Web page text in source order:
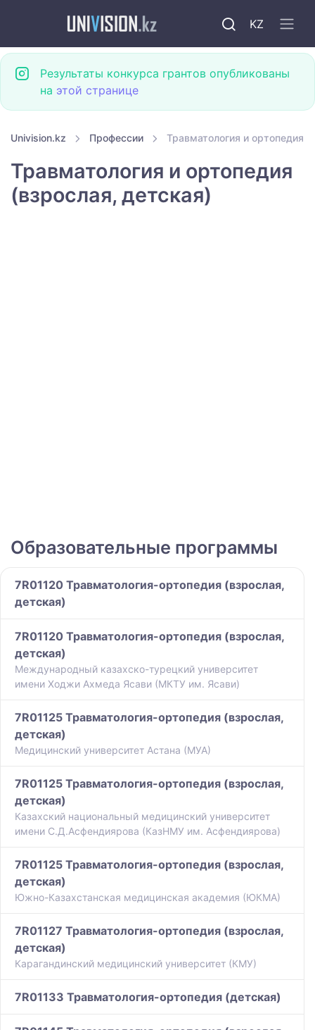
KZ
Результаты конкурса грантов опубликованы
на этой странице
Univision.kz Профессии Травматология и ортопедия
Травматология и ортопедия
(взрослая, детская)
Образовательные программы
7R01120 Травматология-ортопедия (взрослая,
детская)
7R01120 Травматология-ортопедия (взрослая,
детская)
Международный казахско-турецкий университет
имени Ходжи Ахмеда Ясави (МКТУ им. Ясави)
7R01125 Травматология-ортопедия (взрослая,
детская)
Медицинский университет Астана (МУА)
7R01125 Травматология-ортопедия (взрослая,
детская)
Казахский национальный медицинский университет
имени С.Д.Асфендиярова (КазНМУ им. Асфендиярова)
7R01125 Травматология-ортопедия (взрослая,
детская)
Южно-Казахстанская медицинская академия (ЮКМА)
7R01127 Травматология-ортопедия (взрослая,
детская)
Карагандинский медицинский университет (КМУ)
7R01133 Травматология-ортопедия (детская)